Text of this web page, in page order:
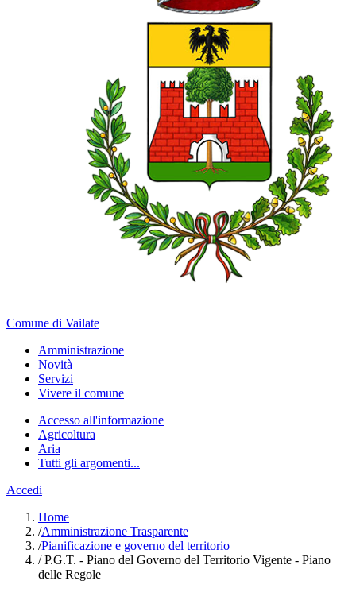
Comune di Vailate
Amministrazione
Novità
Servizi
Vivere il comune
Accesso all'informazione
Agricoltura
Aria
Tutti gli argomenti...
Accedi
Home
/Amministrazione Trasparente
/Pianificazione e governo del territorio
/P.G.T. - Piano del Governo del Territorio Vigente - Piano
delle Regole